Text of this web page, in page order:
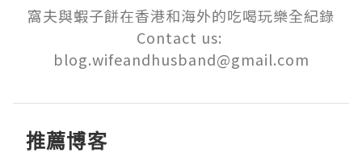
窩夫與蝦子餅在香港和海外的吃喝玩樂全紀錄
Contact us:
blog.wifeandhusband@gmail.com
推薦博客